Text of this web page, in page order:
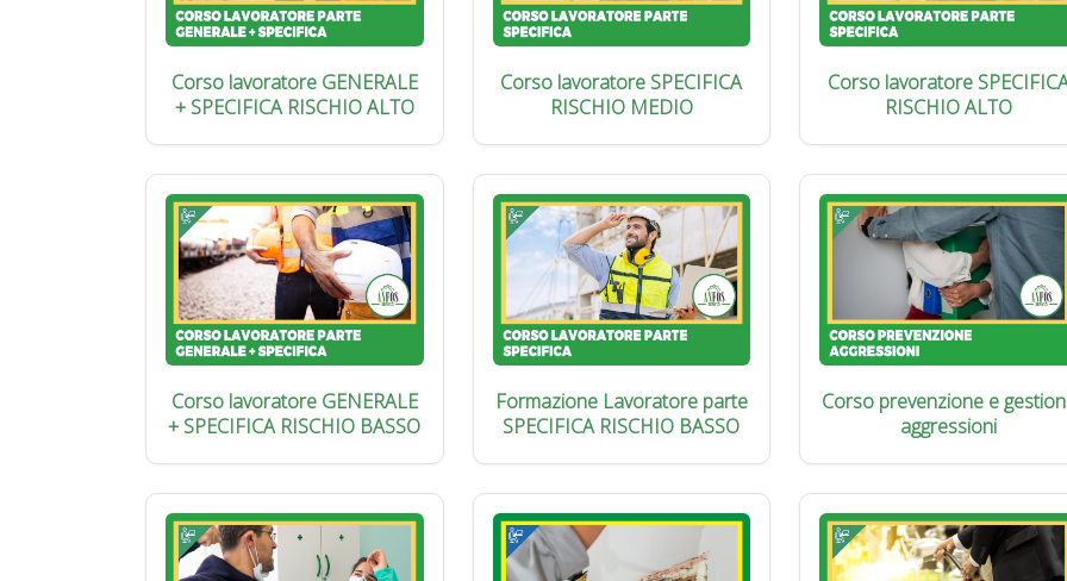
Corso lavoratore GENERALE
+ SPECIFICA RISCHIO ALTO
Corso lavoratore SPECIFICA
RISCHIO MEDIO
Corso lavoratore
RISCHIO ALTO
Corso lavoratore GENERALE
+ SPECIFICA RISCHIO BASSO
Formazione Lavoratore parte
SPECIFICA RISCHIO BASSO
Corso prevenzione e
aggressioni